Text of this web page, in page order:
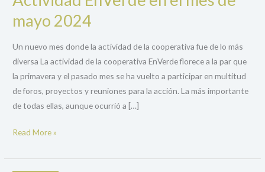
mayo 2024
Un nuevo mes donde la actividad de la cooperativa fue de lo más
diversa La actividad de la cooperativa EnVerde florece a la par que
la primavera y el pasado mes se ha vuelto a participar en multitud
de foros, proyectos y reuniones para la acción. La más importante
de todas ellas, aunque ocurrió a […]
en
Read More »